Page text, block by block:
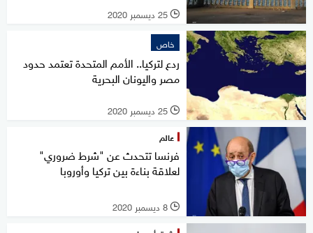
l 25 ديسمبر 2020
خاص
ردع لتركيا.. الأمم المتحدة تعتمد حدود
مصر واليونان البحرية
l 25 ديسمبر 2020
عالم
فرنسا تتحدث عن "شرط ضروري"
لعلاقة بناءة بين تركيا وأوروبا
l 8 ديسمبر 2020